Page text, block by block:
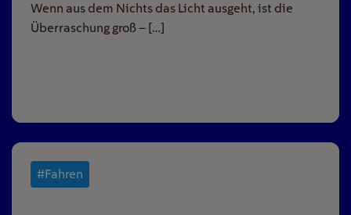
Wenn aus dem Nichts das Licht ausgeht, ist die
Überraschung groß – […]
#Fahren